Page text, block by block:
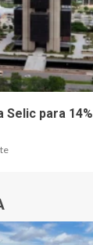
Selic para 14%